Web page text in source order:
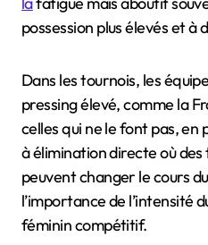
possession plus élevés et à
Dans les tournois, les
pressing élevé, comme la
celles qui ne le font pas, en
à élimination directe où
peuvent changer le cours
l’importance de l’intensité
féminin compétitif.